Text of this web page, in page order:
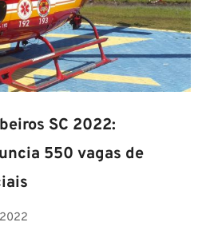
SC 2022:
550 vagas de